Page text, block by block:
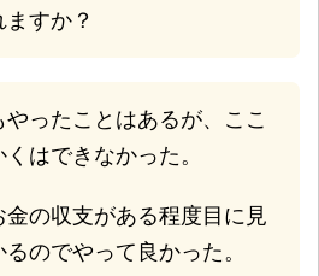
すか？
やったことはあるが、ここ
はできなかった。
金の収支がある程度目に見
るのでやって良かった。